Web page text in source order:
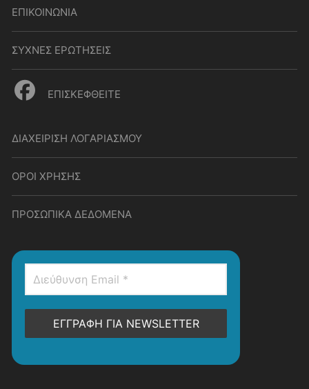
ΕΠΙΚΟΙΝΩΝΙΑ
ΣΥΧΝΕΣ ΕΡΩΤΗΣΕΙΣ
ΕΠΙΣΚΕΦΘΕΙΤΕ
ΔΙΑΧΕΙΡΙΣΗ ΛΟΓΑΡΙΑΣΜΟΥ
ΟΡΟΙ ΧΡΗΣΗΣ
ΠΡΟΣΩΠΙΚΑ ΔΕΔΟΜΕΝΑ